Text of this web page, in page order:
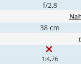
f/2,8
38 cm
1:4,76